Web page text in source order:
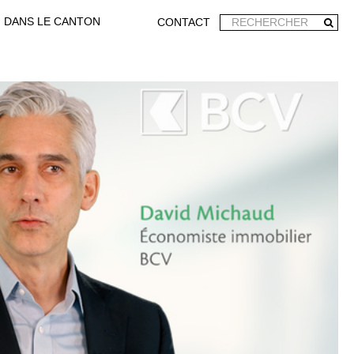
DANS LE CANTON CONTACT